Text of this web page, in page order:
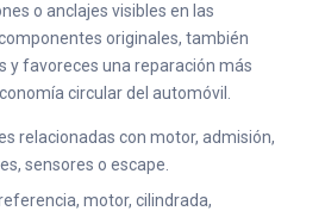
o anclajes visibles en las
originales, también
y favoreces una reparación más
circular del automóvil.
relacionadas con motor, admisión,
sensores o escape.
motor, cilindrada,